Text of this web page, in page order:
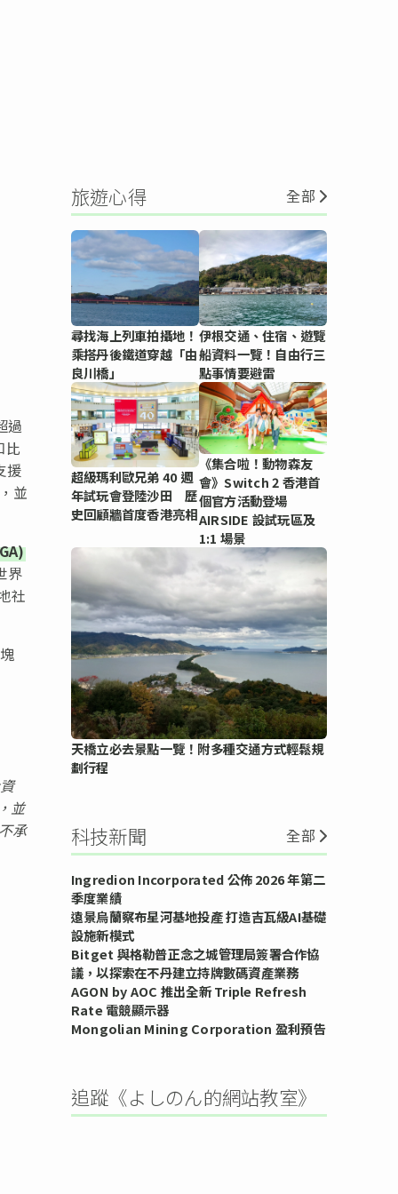
過
比
援
並
界
社
並
承
旅遊心得 全部
尋找海上列車拍攝地！
乘搭丹後鐵道穿越「由
良川橋」
伊根交通、住宿、遊覽
船資料一覽！自由行三
點事情要避雷
超級瑪利歐兄弟 40 週
年試玩會登陸沙田 歷
史回顧牆首度香港亮相
《集合啦！動物森友
會》Switch 2 香港首
個官方活動登場
AIRSIDE 設試玩區及
1:1 場景
天橋立必去景點一覽！附多種交通方式輕鬆規
劃行程
科技新聞 全部
Ingredion Incorporated 公佈 2026 年第二
季度業績
遠景烏蘭察布星河基地投產 打造吉瓦級AI基礎
設施新模式
Bitget 與格勒普正念之城管理局簽署合作協
議，以探索在不丹建立持牌數碼資產業務
AGON by AOC 推出全新 Triple Refresh
Rate 電競顯示器
Mongolian Mining Corporation 盈利預告
追蹤《よしのん的網站教室》